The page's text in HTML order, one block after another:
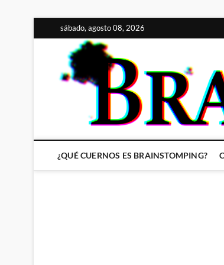
al
contenido
sábado, agosto 08, 2026
¿QUÉ CUERNOS ES BRAINSTOMPING?